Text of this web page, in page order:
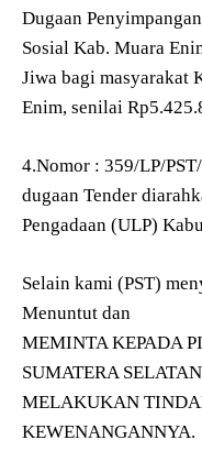
Dugaan
Sosial Kab. Muara
Jiwa bagi masyarakat
Enim, senilai
4.Nomor : 359/LP/
dugaan Tender
Pengadaan (ULP)
Selain kami (PST)
Menuntut dan
MEMINTA KEPADA
SUMATERA
MELAKUKAN
KEWENANGANNYA.